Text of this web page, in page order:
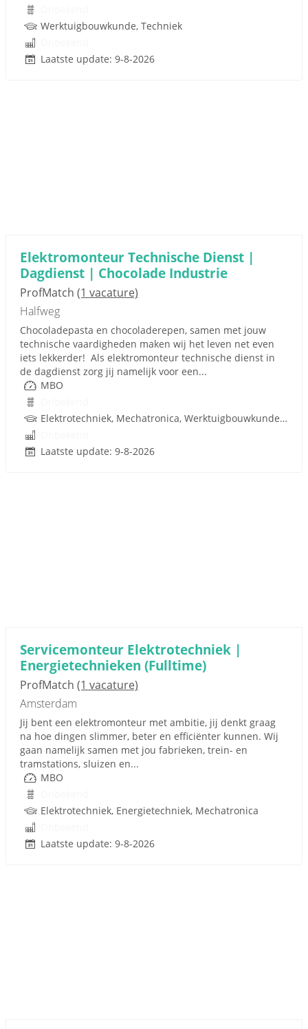
Werktuigbouwkunde, Techniek
Laatste update: 9-8-2026
Elektromonteur Technische Dienst |
Dagdienst | Chocolade Industrie
ProfMatch (1 vacature)
Halfweg
Chocoladepasta en chocoladerepen, samen met jouw
technische vaardigheden maken wij het leven net even
iets lekkerder! Als elektromonteur technische dienst in
de dagdienst zorg jij namelijk voor een...
MBO
Elektrotechniek, Mechatronica, Werktuigbouwkunde, Besturingstechniek, Techniek
Laatste update: 9-8-2026
Servicemonteur Elektrotechniek |
Energietechnieken (Fulltime)
ProfMatch (1 vacature)
Amsterdam
Jij bent een elektromonteur met ambitie, jij denkt graag
na hoe dingen slimmer, beter en efficiënter kunnen. Wij
gaan namelijk samen met jou fabrieken, trein- en
tramstations, sluizen en...
MBO
Elektrotechniek, Energietechniek, Mechatronica
Laatste update: 9-8-2026